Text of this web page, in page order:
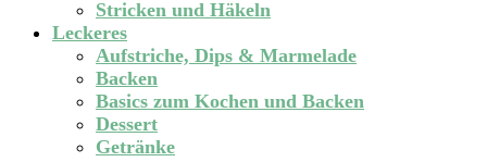
Stricken und Häkeln
Leckeres
Aufstriche, Dips & Marmelade
Backen
Basics zum Kochen und Backen
Dessert
Getränke